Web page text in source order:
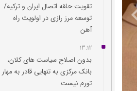
تقویت حلقه اتصال ایران و ترکیه/
توسعه مرز رازی در اولویت راه‌
آهن
13:12
بدون اصلاح سیاست‌ های کلان،
بانک مرکزی به تنهایی قادر به مهار
تورم نیست